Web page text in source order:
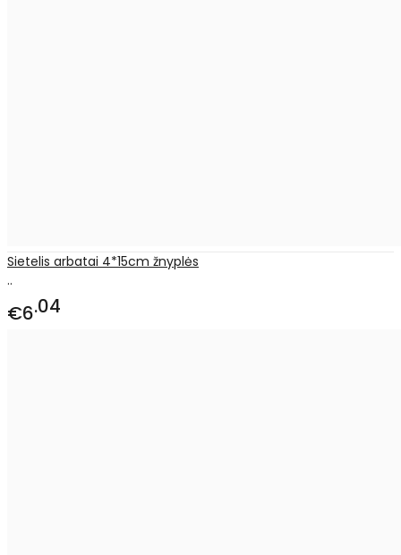
Sietelis arbatai 4*15cm žnyplės
..
€6 04